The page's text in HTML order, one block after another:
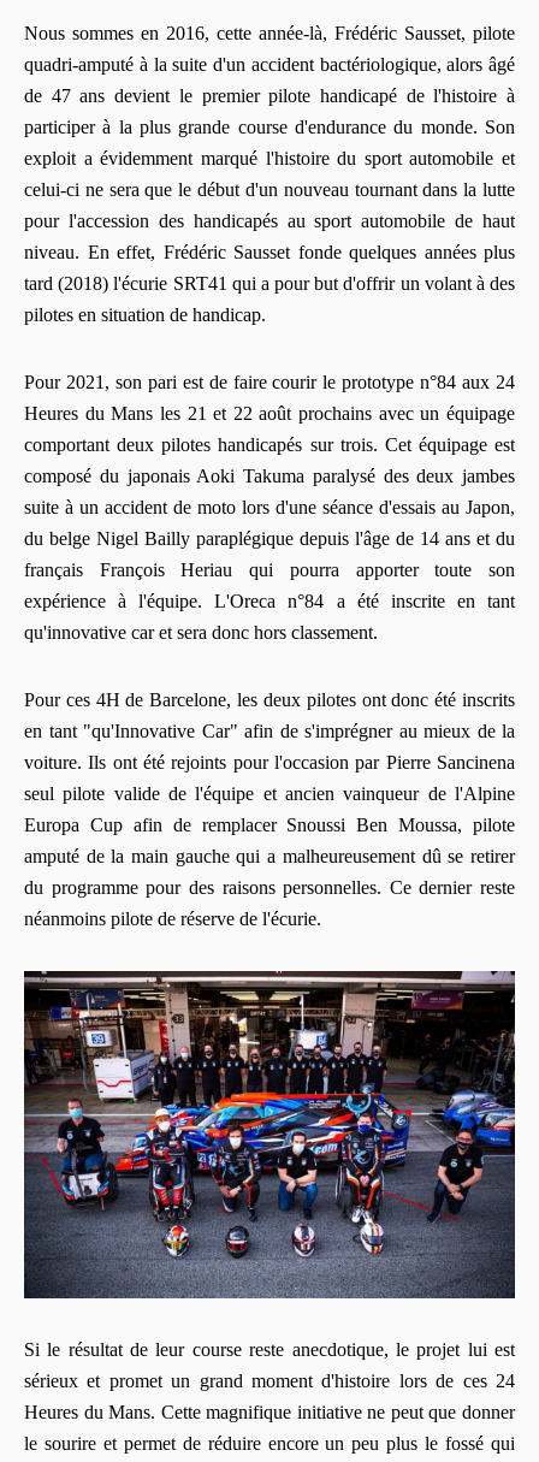
Nous sommes en 2016, cette année-là, Frédéric Sausset, pilote
quadri-amputé à la suite d'un accident bactériologique, alors âgé
de 47 ans devient le premier pilote handicapé de l'histoire à
participer à la plus grande course d'endurance du monde. Son
exploit a évidemment marqué l'histoire du sport automobile et
celui-ci ne sera que le début d'un nouveau tournant dans la lutte
pour l'accession des handicapés au sport automobile de haut
niveau. En effet, Frédéric Sausset fonde quelques années plus
tard (2018) l'écurie SRT41 qui a pour but d'offrir un volant à des
pilotes en situation de handicap.
Pour 2021, son pari est de faire courir le prototype n°84 aux 24
Heures du Mans les 21 et 22 août prochains avec un équipage
comportant deux pilotes handicapés sur trois. Cet équipage est
composé du japonais Aoki Takuma paralysé des deux jambes
suite à un accident de moto lors d'une séance d'essais au Japon,
du belge Nigel Bailly paraplégique depuis l'âge de 14 ans et du
français François Heriau qui pourra apporter toute son
expérience à l'équipe. L'Oreca n°84 a été inscrite en tant
qu'innovative car et sera donc hors classement.
Pour ces 4H de Barcelone, les deux pilotes ont donc été inscrits
en tant "qu'Innovative Car" afin de s'imprégner au mieux de la
voiture. Ils ont été rejoints pour l'occasion par Pierre Sancinena
seul pilote valide de l'équipe et ancien vainqueur de l'Alpine
Europa Cup afin de remplacer Snoussi Ben Moussa, pilote
amputé de la main gauche qui a malheureusement dû se retirer
du programme pour des raisons personnelles. Ce dernier reste
néanmoins pilote de réserve de l'écurie.
Si le résultat de leur course reste anecdotique, le projet lui est
sérieux et promet un grand moment d'histoire lors de ces 24
Heures du Mans. Cette magnifique initiative ne peut que donner
le sourire et permet de réduire encore un peu plus le fossé qui